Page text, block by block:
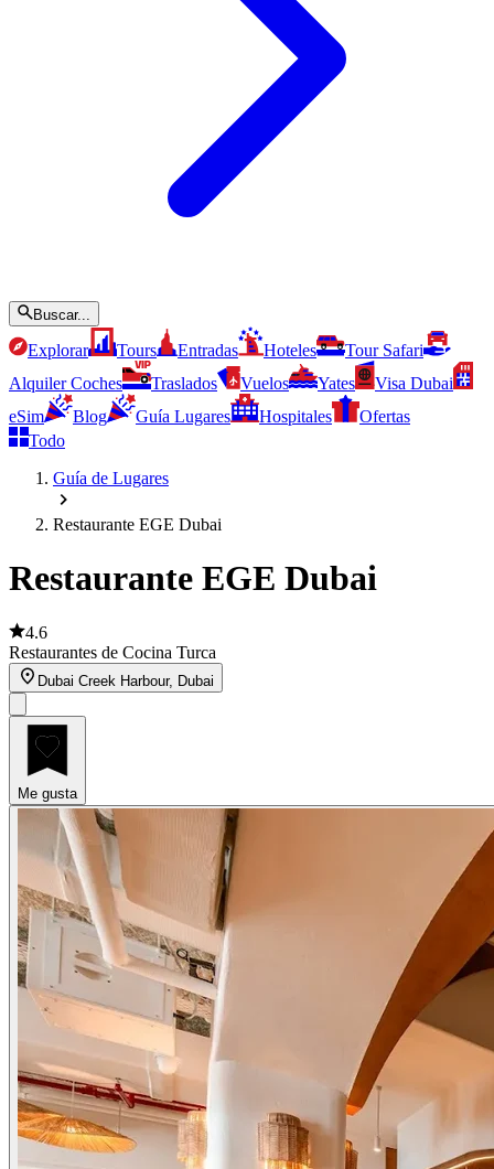
Buscar...
Explorar Tours Entradas Hoteles
Tour Safari
Alquiler Coches
Traslados Vuelos Yates
Visa Dubai
eSim
Blog Guía Lugares Hospitales
Ofertas
Todo
Guía de Lugares
Restaurante EGE Dubai
Restaurante EGE Dubai
4.6
Restaurantes de Cocina Turca
Dubai Creek Harbour, Dubai
Me gusta